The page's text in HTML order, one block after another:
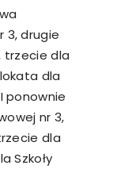
3, drugie
trzecie dla
dla
ponownie
nr 3,
dla
Szkoły